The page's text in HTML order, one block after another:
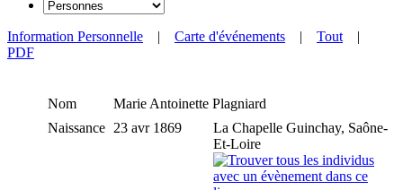
Information Personnelle | Carte d'événements | Tout |
PDF
Nom Marie Antoinette Plagniard
Naissance 23 avr 1869
La Chapelle Guinchay, Saône-
Et-Loire